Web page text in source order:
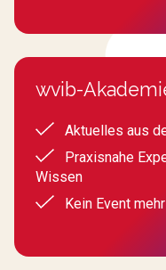
wvib-
Aktuelles aus
Praxisnahe
Wissen
Kein Event